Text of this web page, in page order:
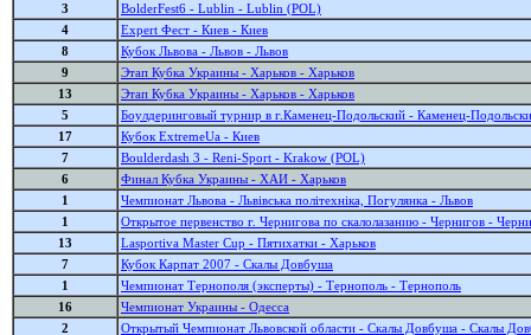
3
BolderFest6 - Lublin - Lublin (POL)
4
Expert Фест - Киев - Киев
8
Кубок Львова - Львов - Львов
9
Этап Кубка Украины - Харьков - Харьков
13
Этап Кубка Украины - Харьков - Харьков
5
Боулдеринговый турнир в г.Каменец-Подольский - Каменец-
17
Кубок ExtremeUa - Киев
7
Boulderdash 3 - Reni-Sport - Krakow (POL)
6
Финал Кубка Украины - ХАИ - Харьков
1
Чемпионат Львова - Львівська політехніка, Погулянка - Львов
1
Открытое первенство г. Чернигова по скалолазанию - Чернигов -
13
Lasportiva Master Cup - Пятихатки - Харьков
7
Кубок Карпат 2007 - Скалы Довбуша
1
Чемпионат Тернополя (эксперты) - Тернополь - Тернополь
16
Чемпионат Украины - Одесса
2
Открытый Чемпионат Львовской области - Скалы Довбуша - Скалы